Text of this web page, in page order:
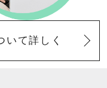
いて詳しく